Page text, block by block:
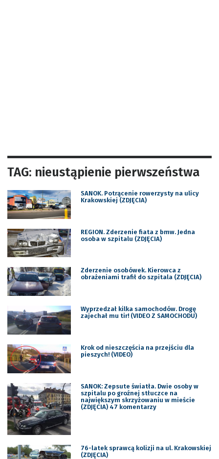
TAG: nieustąpienie pierwszeństwa
SANOK. Potrącenie rowerzysty na ulicy
Krakowskiej (ZDJĘCIA)
REGION. Zderzenie fiata z bmw. Jedna
osoba w szpitalu (ZDJĘCIA)
Zderzenie osobówek. Kierowca z
obrażeniami trafił do szpitala (ZDJĘCIA)
Wyprzedzał kilka samochodów. Drogę
zajechał mu tir! (VIDEO Z SAMOCHODU)
Krok od nieszczęścia na przejściu dla
pieszych! (VIDEO)
SANOK: Zepsute światła. Dwie osoby w
szpitalu po groźnej stłuczce na
największym skrzyżowaniu w mieście
(ZDJĘCIA) 47 komentarzy
76-latek sprawcą kolizji na ul. Krakowskiej
(ZDJĘCIA)